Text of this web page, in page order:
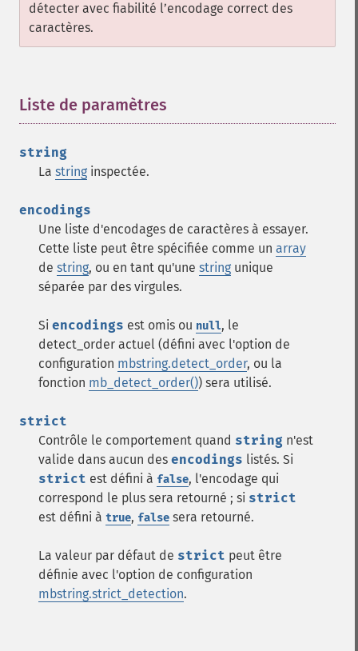
détecter avec fiabilité l’encodage correct des
caractères.
Liste de paramètres
string
La string inspectée.
encodings
Une liste d'encodages de caractères à essayer.
Cette liste peut être spécifiée comme un array
de string, ou en tant qu'une string unique
séparée par des virgules.
Si encodings est omis ou null, le
detect_order actuel (défini avec l'option de
configuration mbstring.detect_order, ou la
fonction mb_detect_order()) sera utilisé.
strict
Contrôle le comportement quand string n'est
valide dans aucun des encodings listés. Si
strict est défini à false, l'encodage qui
correspond le plus sera retourné ; si strict
est défini à true, false sera retourné.
La valeur par défaut de strict peut être
définie avec l'option de configuration
mbstring.strict_detection.